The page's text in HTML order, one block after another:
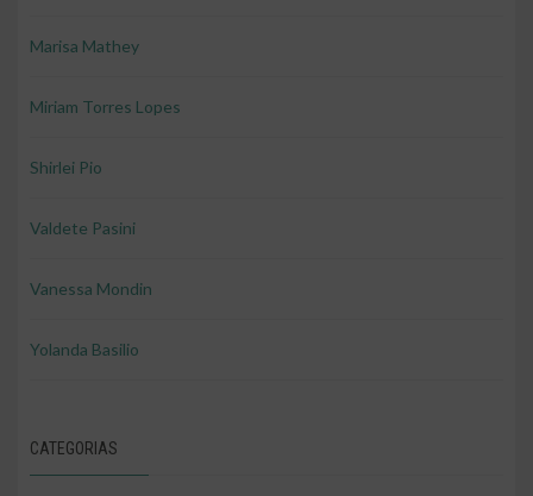
Marisa Mathey
Miriam Torres Lopes
Shirlei Pio
Valdete Pasini
Vanessa Mondin
Yolanda Basilio
CATEGORIAS